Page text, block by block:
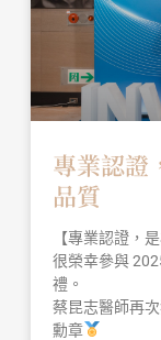
專業認證
品質
【專業認證，
很榮幸參與
禮。
蔡昆志醫師再
勳章